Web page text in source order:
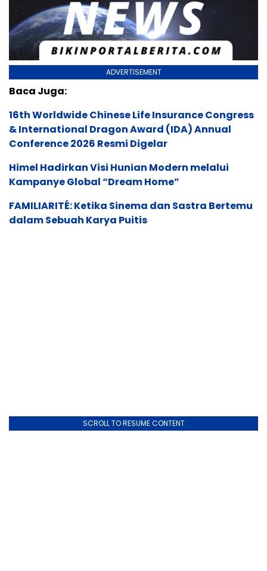
ADVERTISEMENT
Baca Juga:
16th Worldwide Chinese Life Insurance Congress
& International Dragon Award (IDA) Annual
Conference 2026 Resmi Digelar
Himel Hadirkan Visi Hunian Modern melalui
Kampanye Global “Dream Home”
FAMILIARITÉ: Ketika Sinema dan Sastra Bertemu
dalam Sebuah Karya Puitis
SCROLL TO RESUME CONTENT